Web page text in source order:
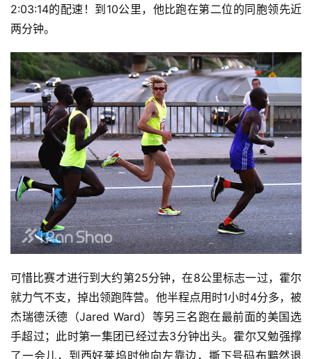
2:03:14的配速！到10公里，他比跑在第二位的同胞领先近
两分钟。
可惜比赛才进行到大约第25分钟，在8公里标志一过，霍尔
就力气不支，掉出领跑阵营。 他半程点用时1小时4分多，被
杰瑞德沃德（Jared Ward）等另三名跑在最前面的美国选
手超过；此时第一集团已经过去3分钟出头。 霍尔又勉强撑
了一会儿，到西好莱坞时他向左靠边，撕下号码布黯然退